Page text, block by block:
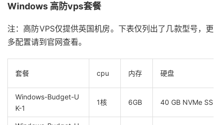
Windows 高防vps套餐
注：高防VPS仅提供英国机房。下表仅列出了几款型号，更
多配置请到官网查看。
套餐 cpu 内存 硬盘
Windows-Budget-U
K-1
1核 6GB 40 GB NVMe SSD